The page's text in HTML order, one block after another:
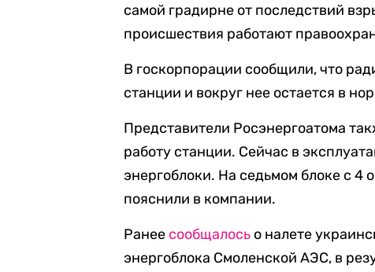
самой градирне от последствий
происшествия работают
В госкорпорации сообщили, что
станции и вокруг нее остается в
Представители Росэнергоатома
работу станции. Сейчас в
энергоблоки. На седьмом блоке с 4
пояснили в компании.
Ранее сообщалось о налете
энергоблока Смоленской АЭС, в